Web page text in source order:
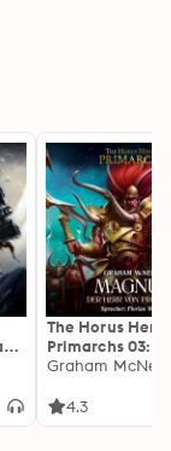
The Horus
Primarchs 03:
- Der Herr von
Graham McNeill
4.3